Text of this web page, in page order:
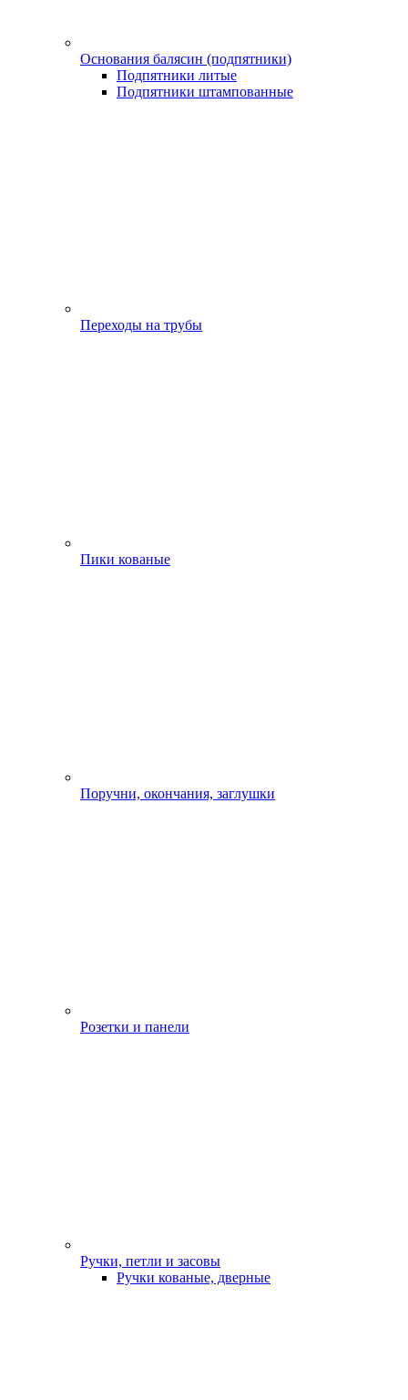
Основания балясин (подпятники)
Подпятники литые
Подпятники штампованные
Переходы на трубы
Пики кованые
Поручни, окончания, заглушки
Розетки и панели
Ручки, петли и засовы
Ручки кованые, дверные